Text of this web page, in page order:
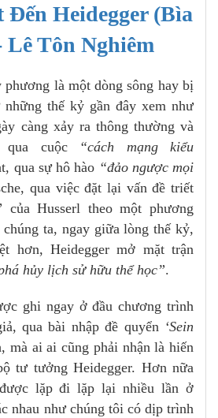
Heidegger (Bìa
Lê Tôn Nghiêm
là một dòng sông hay bị
những thế kỷ gần đây xem như
càng xảy ra thông thường và
qua cuộc “cách mạng kiểu
qua sự hô hào “đảo ngược mọi
qua việc đặt lại vấn đề triết
của Husserl theo một phương
chúng ta, ngay giữa lòng thế kỷ,
hơn, Heidegger mở mặt trận
hủy lịch sử hữu thể học”.
ghi ngay ở đầu chương trình
qua bài nhập đề quyển ‘Sein
mà ai ai cũng phải nhận là hiến
tư tưởng Heidegger. Hơn nữa
lặp đi lặp lại nhiều lần ở
nhau như chúng tôi có dịp trình